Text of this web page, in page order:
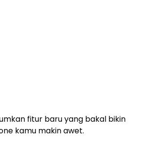
fitur baru yang bakal bikin
kamu makin awet.